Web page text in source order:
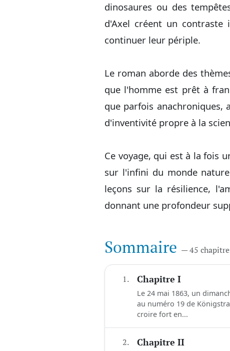
dinosaures ou des
d'Axel créent un contraste
continuer leur périple.
Le roman aborde des
que l'homme est prêt à
que parfois
d'inventivité propre à la
Ce voyage, qui est à la fois
sur l'infini du monde
leçons sur la résilience,
donnant une profondeur
Sommaire — 45
1. Chapitre I
Le 24 mai 1863, un
au numéro 19 de
croire fort en...
2. Chapitre II